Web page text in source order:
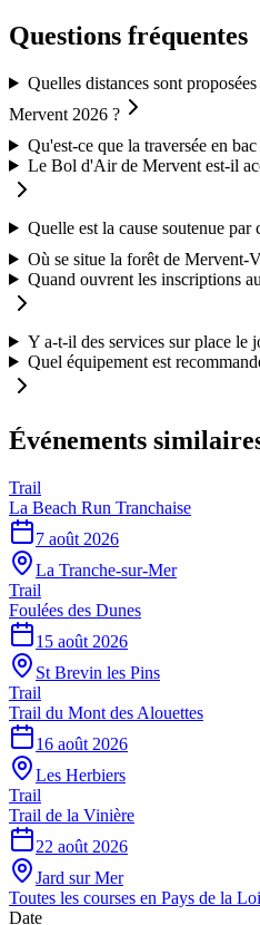
Questions fréquentes
Quelles distances sont
Mervent 2026 ?
Qu'est-ce que la traversée en
Le Bol d'Air de Mervent est-il
Quelle est la cause soutenue par
Où se situe la forêt de Mervent-
Quand ouvrent les inscriptions
Y a-t-il des services sur place le
Quel équipement est
Événements
Trail
La Beach Run Tranchaise
7 août 2026
La Tranche-sur-Mer
Trail
Foulées des Dunes
15 août 2026
St Brevin les Pins
Trail
Trail du Mont des Alouettes
16 août 2026
Les Herbiers
Trail
Trail de la Vinière
22 août 2026
Jard sur Mer
Toutes les courses en Pays de la
Date